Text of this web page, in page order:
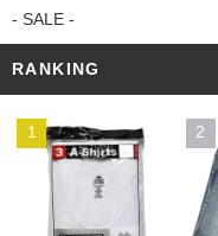
- SALE -
RANKING
1 2